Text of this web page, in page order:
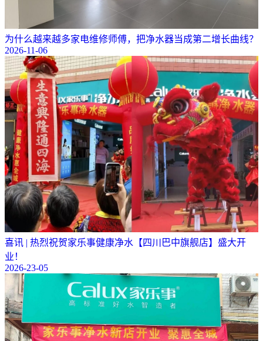
为什么越来越多家电维修师傅，把净水器当成第二增长曲线？
2026-11-06
喜讯 | 热烈祝贺家乐事健康净水【四川巴中旗舰店】盛大开
业！
2026-23-05